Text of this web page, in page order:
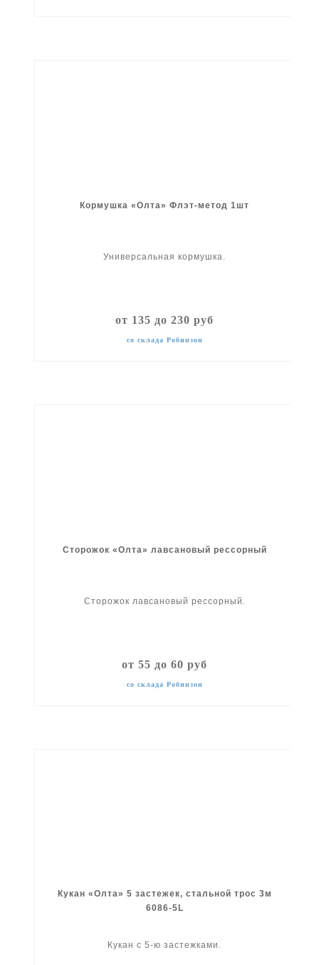
Кормушка «Олта» Флэт-метод 1шт
Универсальная кормушка.
от 135 до 230 руб
со склада Робинзон
Сторожок «Олта» лавсановый рессорный
Сторожок лавсановый рессорный.
от 55 до 60 руб
со склада Робинзон
Кукан «Олта» 5 застежек, стальной трос 3м
6086-5L
Кукан с 5-ю застежками.